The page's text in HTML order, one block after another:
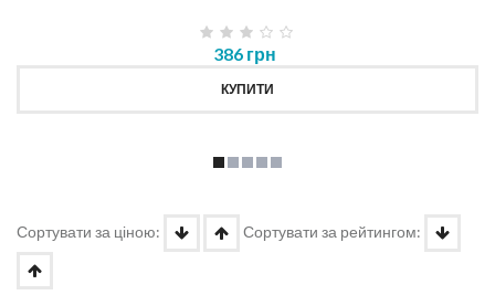
386 грн
КУПИТИ
Сортувати за ціною: Сортувати за рейтингом: